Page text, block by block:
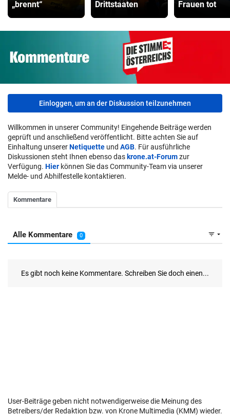
„brennt“ Drittstaaten Frauen tot
Einloggen, um an der Diskussion teilzunehmen
Willkommen in unserer Community! Eingehende Beiträge werden
geprüft und anschließend veröffentlicht. Bitte achten Sie auf
Einhaltung unsererNetiquette und AGB. Für ausführliche
Diskussionen steht Ihnen ebenso das krone.at-Forumzur
Verfügung. Hier können Sie das Community-Team via unserer
Melde- und Abhilfestelle kontaktieren.
User-Beiträge geben nicht notwendigerweise die Meinung des
Betreibers/der Redaktion bzw. von Krone Multimedia (KMM) wieder.